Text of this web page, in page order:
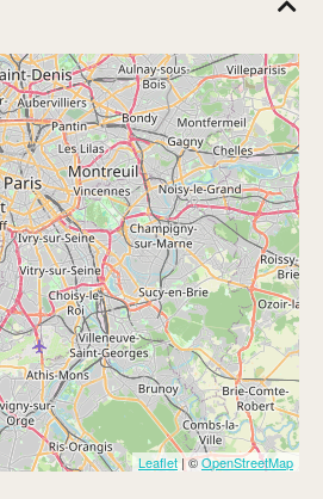
Leaflet | ©OpenStreetMap